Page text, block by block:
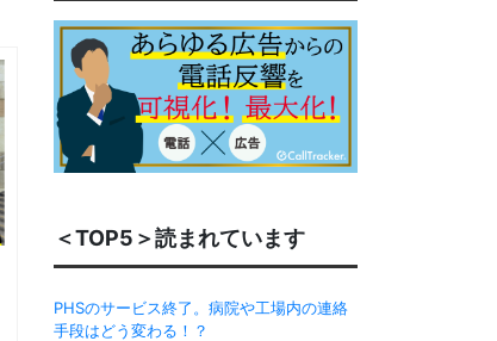
＜TOP5＞読まれています
PHSのサービス終了。病院や工場内の連絡
手段はどう変わる！？